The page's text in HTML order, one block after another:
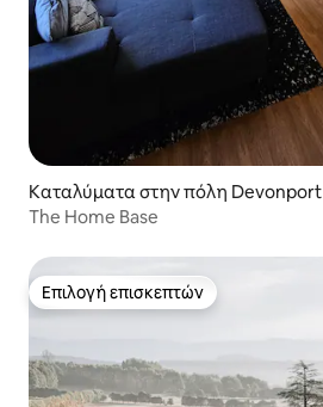
Καταλύματα στην πόλη Devonport
The Home Base
Επιλογή επισκεπτών
Επιλογή επισκεπτών